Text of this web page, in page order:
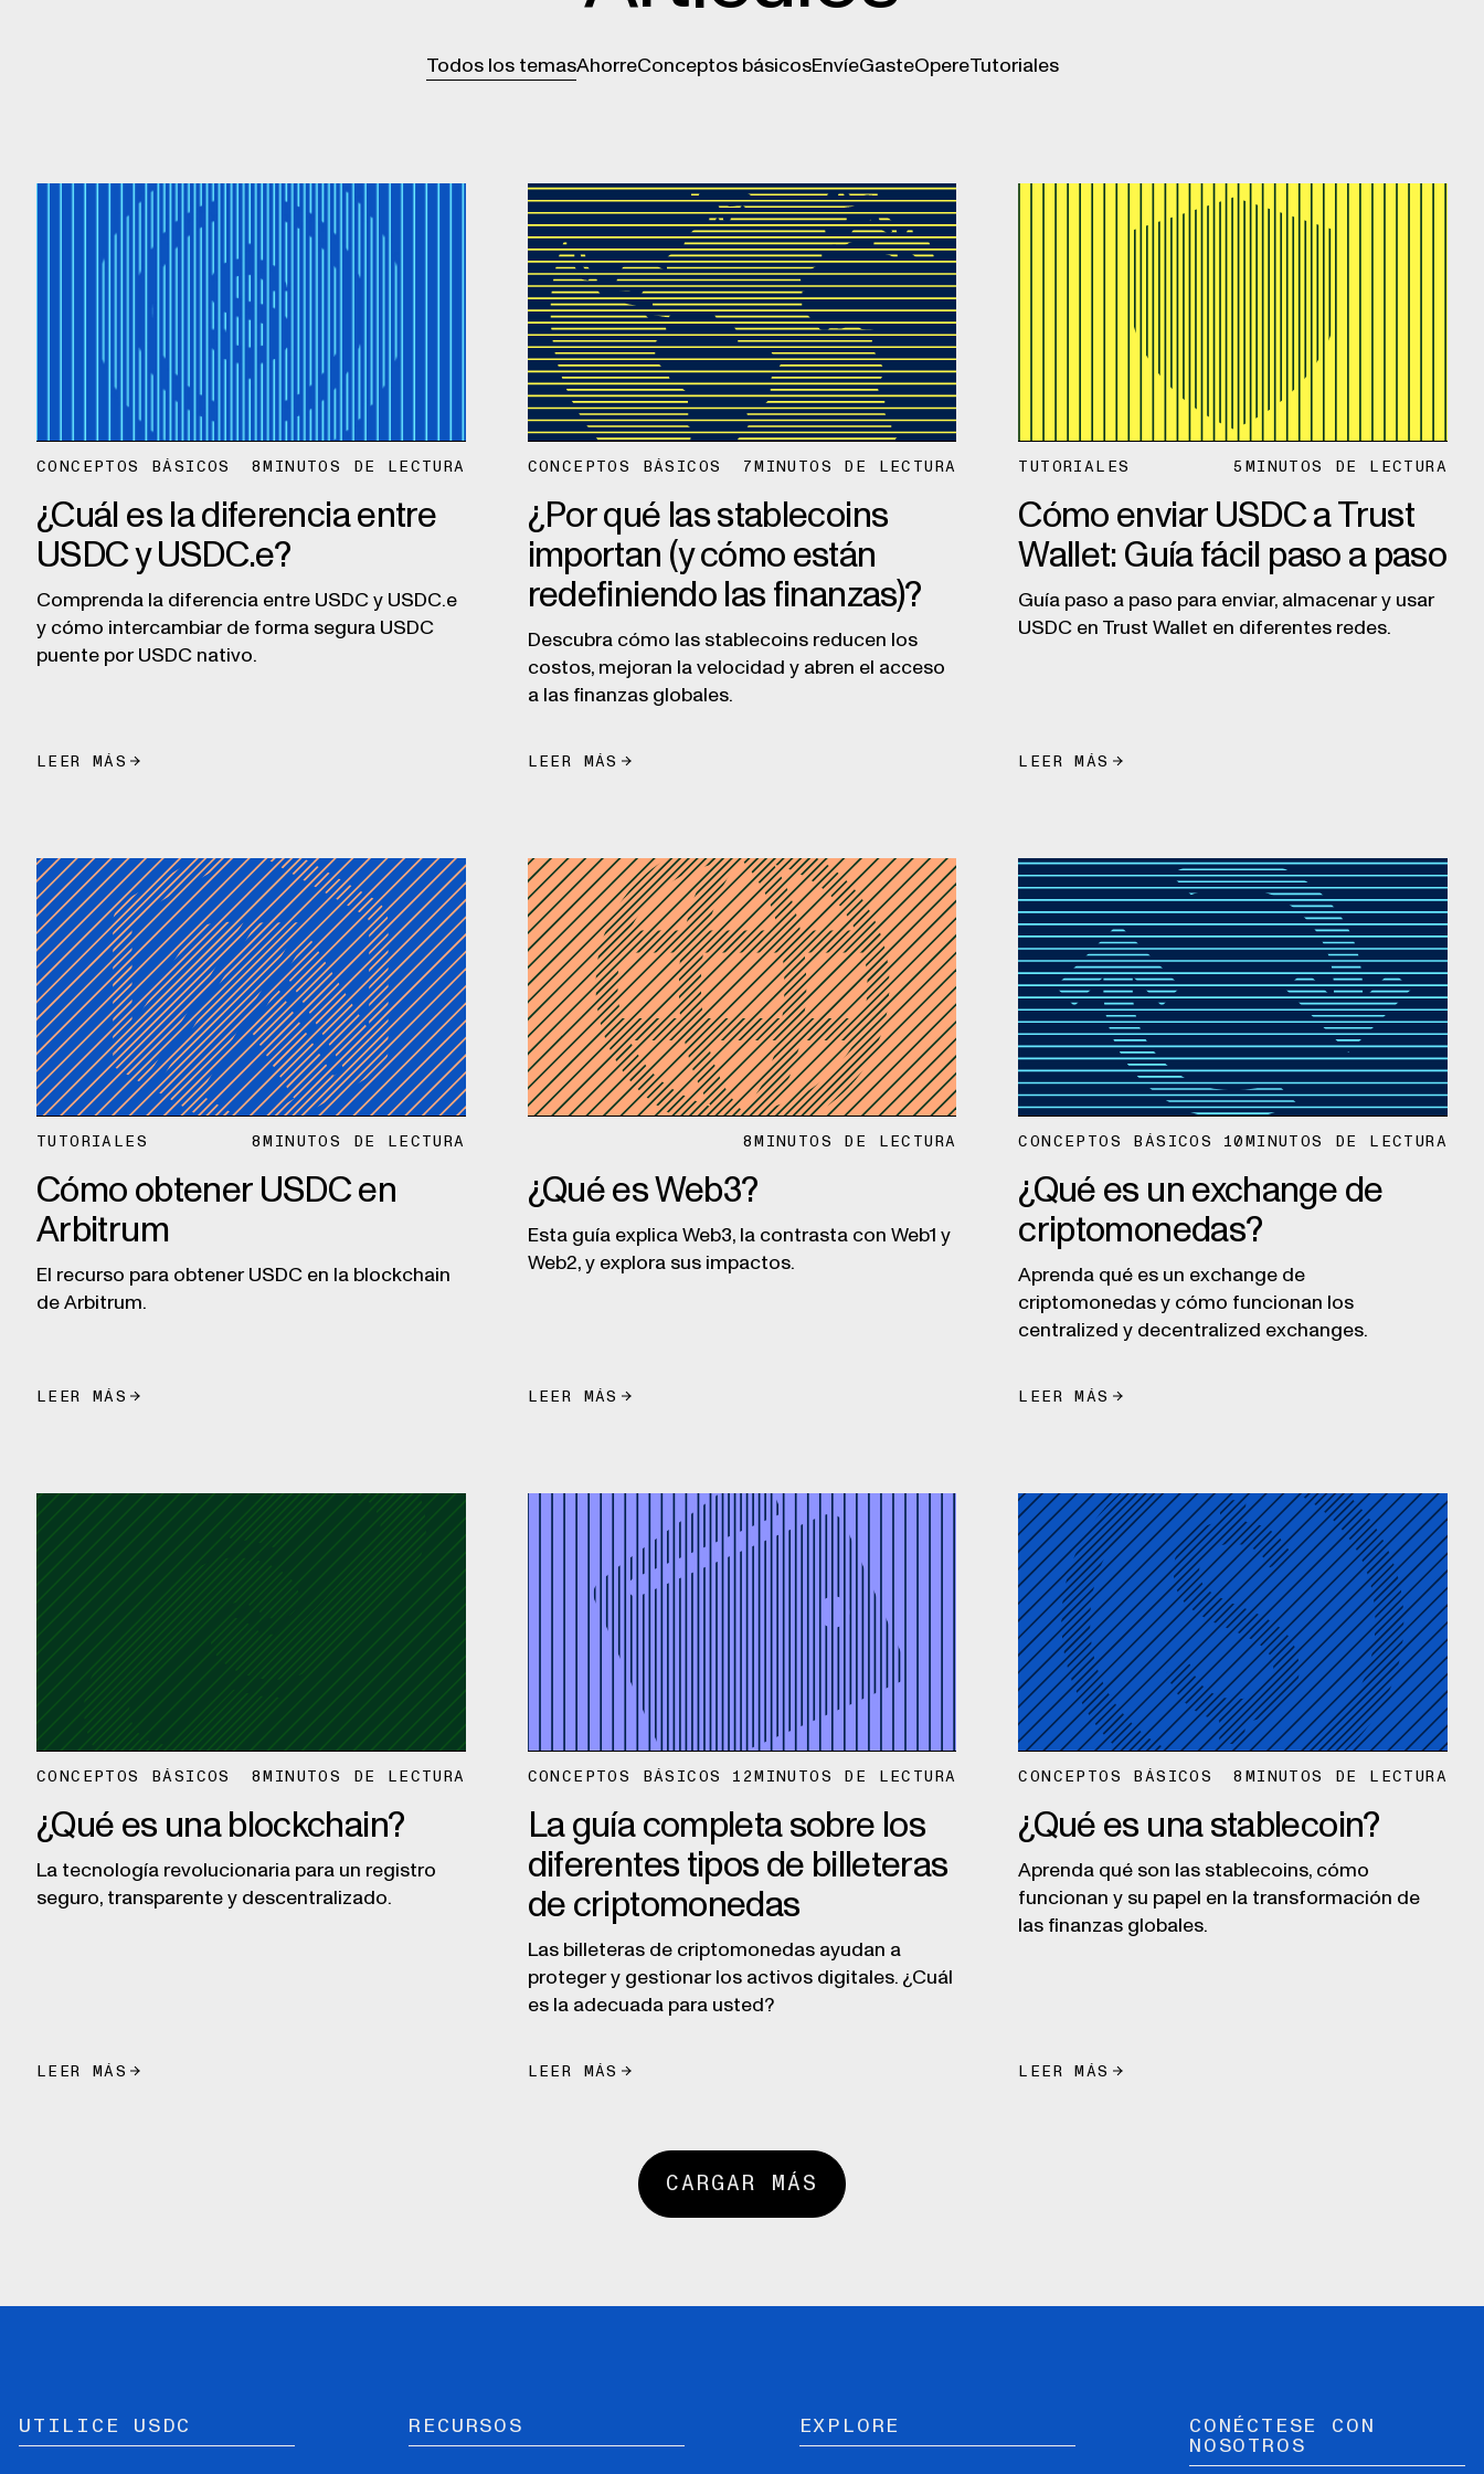
Todos los temasAhorreConceptos básicosEnvíeGasteOpereTutoriales
CONCEPTOS BÁSICOS 8 MINUTOS DE LECTURA
¿Cuál es la diferencia entre
USDC y USDC.e?
Comprenda la diferencia entre USDC y USDC.e
y cómo intercambiar de forma segura USDC
puente por USDC nativo.
LEER MÁS
CONCEPTOS BÁSICOS 7 MINUTOS DE LECTURA
¿Por qué las stablecoins
importan (y cómo están
redefiniendo las finanzas)?
Descubra cómo las stablecoins reducen los
costos, mejoran la velocidad y abren el acceso
a las finanzas globales.
LEER MÁS
TUTORIALES 5 MINUTOS DE LECTURA
Cómo enviar USDC a Trust
Wallet: Guía fácil paso a paso
Guía paso a paso para enviar, almacenar y usar
USDC en Trust Wallet en diferentes redes.
LEER MÁS
TUTORIALES 8 MINUTOS DE LECTURA
Cómo obtener USDC en
Arbitrum
El recurso para obtener USDC en la blockchain
de Arbitrum.
LEER MÁS
8 MINUTOS DE LECTURA
¿Qué es Web3?
Esta guía explica Web3, la contrasta con Web1 y
Web2, y explora sus impactos.
LEER MÁS
CONCEPTOS BÁSICOS 10 MINUTOS DE LECTURA
¿Qué es un exchange de
criptomonedas?
Aprenda qué es un exchange de
criptomonedas y cómo funcionan los
centralized y decentralized exchanges.
LEER MÁS
CONCEPTOS BÁSICOS 8 MINUTOS DE LECTURA
¿Qué es una blockchain?
La tecnología revolucionaria para un registro
seguro, transparente y descentralizado.
LEER MÁS
CONCEPTOS BÁSICOS 12 MINUTOS DE LECTURA
La guía completa sobre los
diferentes tipos de billeteras
de criptomonedas
Las billeteras de criptomonedas ayudan a
proteger y gestionar los activos digitales. ¿Cuál
es la adecuada para usted?
LEER MÁS
CONCEPTOS BÁSICOS 8 MINUTOS DE LECTURA
¿Qué es una stablecoin?
Aprenda qué son las stablecoins, cómo
funcionan y su papel en la transformación de
las finanzas globales.
LEER MÁS
CARGAR MÁS
UTILICE USDC RECURSOS EXPLORE
CONÉCTESE CON
NOSOTROS